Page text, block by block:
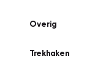
Overig
Trekhaken